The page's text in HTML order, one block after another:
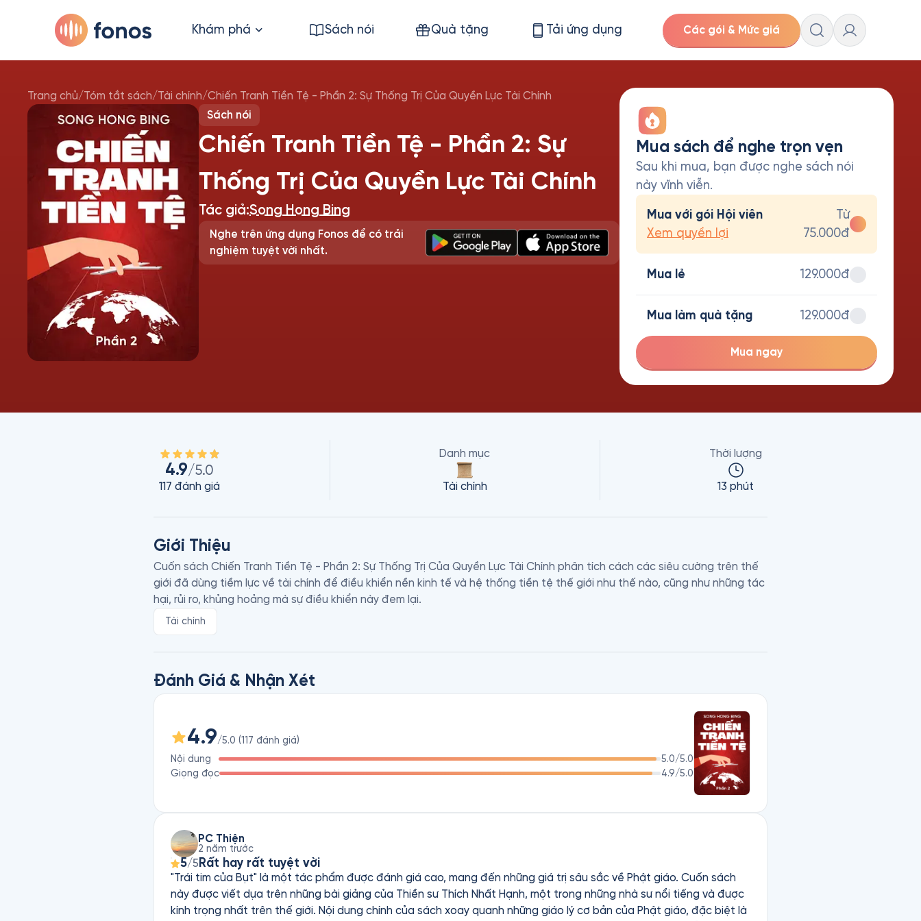
Khám phá Sách nói Quà tặng Tải ứng dụng Các gói & Mức giá
Trang chủ/Tóm tắt sách/Tài chính/Chiến Tranh Tiền Tệ - Phần 2: Sự Thống Trị Của Quyền Lực Tài Chính
Sách nói
Chiến Tranh Tiền Tệ - Phần 2: Sự
Thống Trị Của Quyền Lực Tài Chính
Tác giả:Song Hong Bing
Nghe trên ứng dụng Fonos để có trải
nghiệm tuyệt vời nhất.
Mua sách để nghe trọn vẹn
Sau khi mua, bạn được nghe sách nói
này vĩnh viễn.
Mua với gói Hội viên
Xem quyền lợi
Từ
75.000đ
Mua lẻ 129.000đ
Mua làm quà tặng 129.000đ
Mua ngay
4.9/5.0
117 đánh giá
Danh mục
Tài chính
Thời lượng
13 phút
Giới Thiệu
Cuốn sách Chiến Tranh Tiền Tệ - Phần 2: Sự Thống Trị Của Quyền Lực Tài Chính phân tích cách các siêu cường trên thế
giới đã dùng tiềm lực về tài chính để điều khiển nền kinh tế và hệ thống tiền tệ thế giới như thế nào, cũng như những tác
Tài chính
Đánh Giá & Nhận Xét
4.9/5.0 (117 đánh giá)
Nội dung
5.0/5.0
Giọng đọc
4.9/5.0
PC Thiện
2 năm trước
5/5 Rất hay rất tuyệt vời
"Trái tim của Bụt" là một tác phẩm được đánh giá cao, mang đến những giá trị sâu sắc về Phật giáo. Cuốn sách
này được viết dựa trên những bài giảng của Thiền sư Thích Nhất Hạnh, một trong những nhà sư nổi tiếng và được
kính trọng nhất trên thế giới. Nội dung chính của sách xoay quanh những giáo lý cơ bản của Phật giáo, đặc biệt là